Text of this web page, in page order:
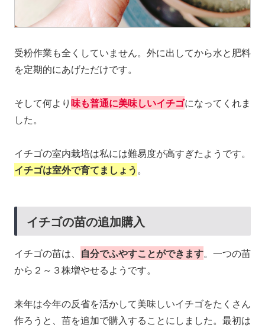
受粉作業も全くしていません。外に出してから水と肥料
を定期的にあげただけです。
そして何より味も普通に美味しいイチゴになってくれま
した。
イチゴの室内栽培は私には難易度が高すぎたようです。
イチゴは室外で育てましょう。
イチゴの苗の追加購入
イチゴの苗は、 自分でふやすことができます。一つの苗
から２～３株増やせるようです。
来年は今年の反省を活かして美味しいイチゴをたくさん
作ろうと、苗を追加で購入することにしました。最初は